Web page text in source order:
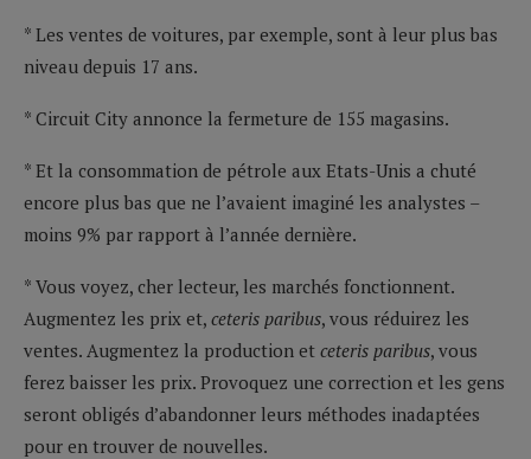
* Les ventes de voitures, par exemple, sont à leur plus bas
niveau depuis 17 ans.
* Circuit City annonce la fermeture de 155 magasins.
* Et la consommation de pétrole aux Etats-Unis a chuté
encore plus bas que ne l’avaient imaginé les analystes –
moins 9% par rapport à l’année dernière.
* Vous voyez, cher lecteur, les marchés fonctionnent.
Augmentez les prix et, ceteris paribus, vous réduirez les
ventes. Augmentez la production et ceteris paribus, vous
ferez baisser les prix. Provoquez une correction et les gens
seront obligés d’abandonner leurs méthodes inadaptées
pour en trouver de nouvelles.